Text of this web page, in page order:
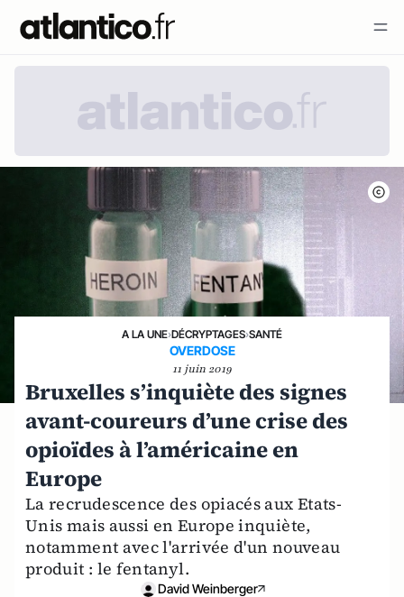
A LA UNE›DÉCRYPTAGES›SANTÉ
OVERDOSE
11 juin 2019
Bruxelles s’inquiète des signes
avant-coureurs d’une crise des
opioïdes à l’américaine en
Europe
La recrudescence des opiacés aux Etats-
Unis mais aussi en Europe inquiète,
notamment avec l'arrivée d'un nouveau
produit : le fentanyl.
David Weinberger